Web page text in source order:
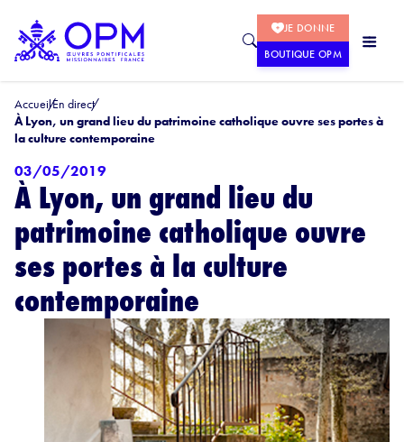
JE DONNE
BOUTIQUE OPM
AccueilEn direct
À Lyon, un grand lieu du patrimoine catholique ouvre ses portes à
la culture contemporaine
03/05/2019
À Lyon, un grand lieu du
patrimoine catholique ouvre
ses portes à la culture
contemporaine